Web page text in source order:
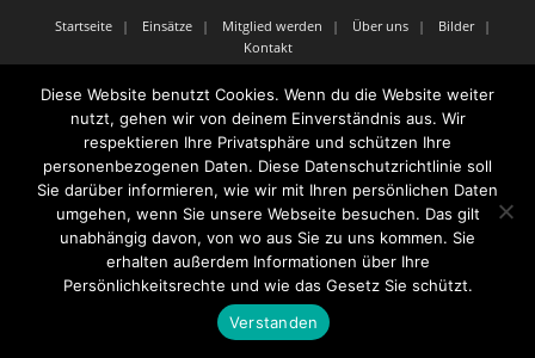
Startseite Einsätze Mitglied werden Über uns
Bilder
Kontakt
Diese Website benutzt Cookies. Wenn du die Website weiter
nutzt, gehen wir von deinem Einverständnis aus. Wir
respektieren Ihre Privatsphäre und schützen Ihre
personenbezogenen Daten. Diese Datenschutzrichtlinie soll
Sie darüber informieren, wie wir mit Ihren persönlichen Daten
umgehen, wenn Sie unsere Webseite besuchen. Das gilt
unabhängig davon, von wo aus Sie zu uns kommen. Sie
erhalten außerdem Informationen über Ihre
Persönlichkeitsrechte und wie das Gesetz Sie schützt.
Verstanden